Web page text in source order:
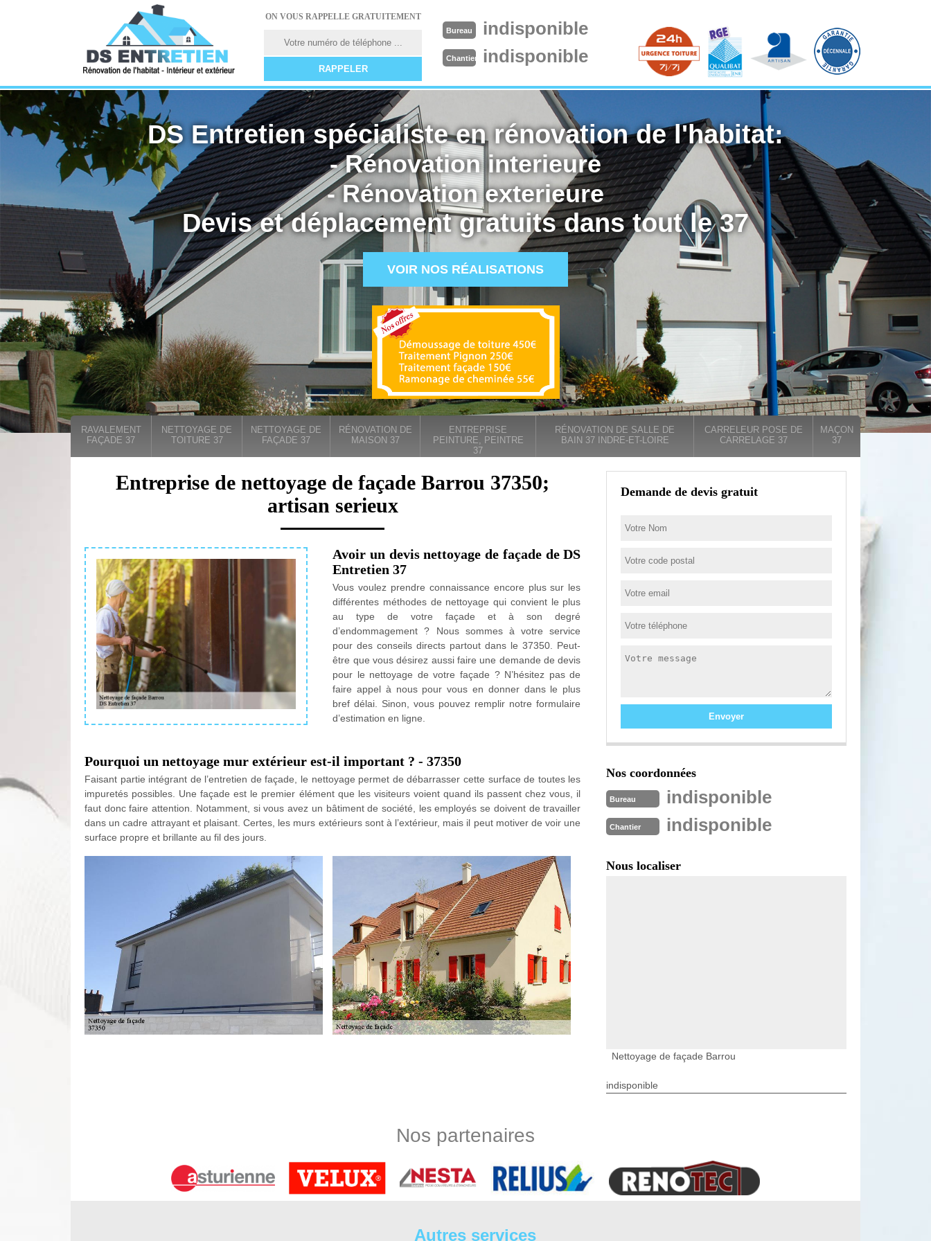
ON VOUS RAPPELLE GRATUITEMENT
Bureau indisponible
Chantier indisponible
DS Entretien spécialiste en rénovation de l'habitat:
- Rénovation interieure
- Rénovation exterieure
Devis et déplacement gratuits dans tout le 37
VOIR NOS RÉALISATIONS
RAVALEMENT
FAÇADE 37
NETTOYAGE DE
TOITURE 37
NETTOYAGE DE
FAÇADE 37
RÉNOVATION DE
MAISON 37
ENTREPRISE
PEINTURE, PEINTRE
37
RÉNOVATION DE SALLE DE
BAIN 37 INDRE-ET-LOIRE
CARRELEUR POSE DE
CARRELAGE 37
MAÇON
37
Entreprise de nettoyage de façade Barrou 37350;
artisan serieux
Avoir un devis nettoyage de façade de DS
Entretien 37
Vous voulez prendre connaissance encore plus sur les
différentes méthodes de nettoyage qui convient le plus
au type de votre façade et à son degré
d’endommagement ? Nous sommes à votre service
pour des conseils directs partout dans le 37350. Peut-
être que vous désirez aussi faire une demande de devis
pour le nettoyage de votre façade ? N’hésitez pas de
faire appel à nous pour vous en donner dans le plus
bref délai. Sinon, vous pouvez remplir notre formulaire
d’estimation en ligne.
Pourquoi un nettoyage mur extérieur est-il important ? - 37350
Faisant partie intégrant de l’entretien de façade, le nettoyage permet de débarrasser cette surface de toutes les
impuretés possibles. Une façade est le premier élément que les visiteurs voient quand ils passent chez vous, il
faut donc faire attention. Notamment, si vous avez un bâtiment de société, les employés se doivent de travailler
dans un cadre attrayant et plaisant. Certes, les murs extérieurs sont à l’extérieur, mais il peut motiver de voir une
surface propre et brillante au fil des jours.
assurer le nettoyage de façade de votre maison dans la meilleure condition qui soit. Dans le 37350, DS Entretien
répond à vos demandes.
Notre équipe pour le nettoyage mur extérieur
Demande de devis gratuit
Nos coordonnées
Bureau indisponible
Chantier indisponible
Nous localiser
Nettoyage de façade Barrou
indisponible
Nos partenaires
Autres services